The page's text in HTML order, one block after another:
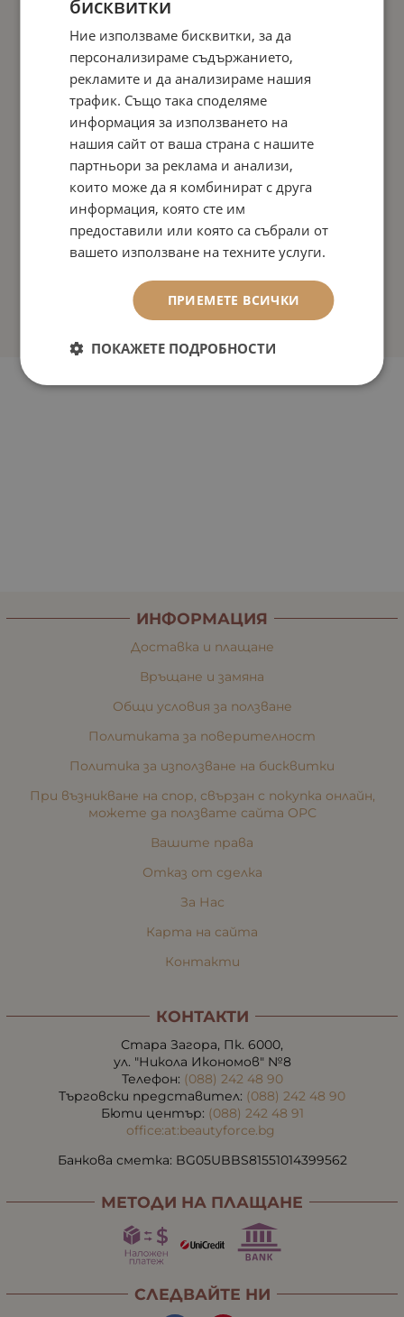
ИНФОРМАЦИЯ
Доставка и плащане
Връщане и замяна
Общи условия за ползване
Политиката за поверителност
Политика за използване на бисквитки
При възникване на спор, свързан с покупка онлайн,
можете да ползвате сайта ОРС
Вашите права
Отказ от сделка
За Нас
Карта на сайта
Контакти
КОНТАКТИ
Стара Загора, Пк. 6000,
ул. "Никола Икономов" №8
Телефон: (088) 242 48 90
Търговски представител: (088) 242 48 90
Бюти център: (088) 242 48 91
office:at:beautyforce.bg
Банкова сметка: BG05UBBS81551014399562
МЕТОДИ НА ПЛАЩАНЕ
СЛЕДВАЙТЕ НИ
бисквитки
Ние използваме бисквитки, за да
персонализираме съдържанието,
рекламите и да анализираме нашия
трафик. Също така споделяме
информация за използването на
нашия сайт от ваша страна с нашите
партньори за реклама и анализи,
които може да я комбинират с друга
информация, която сте им
предоставили или която са събрали от
вашето използване на техните услуги.
ПРИЕМЕТЕ ВСИЧКИ
ПОКАЖЕТЕ ПОДРОБНОСТИ